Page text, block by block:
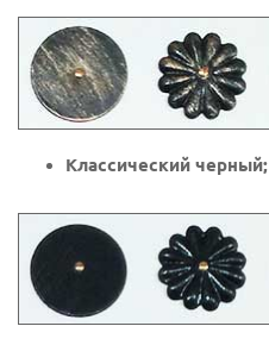
Классический черный;